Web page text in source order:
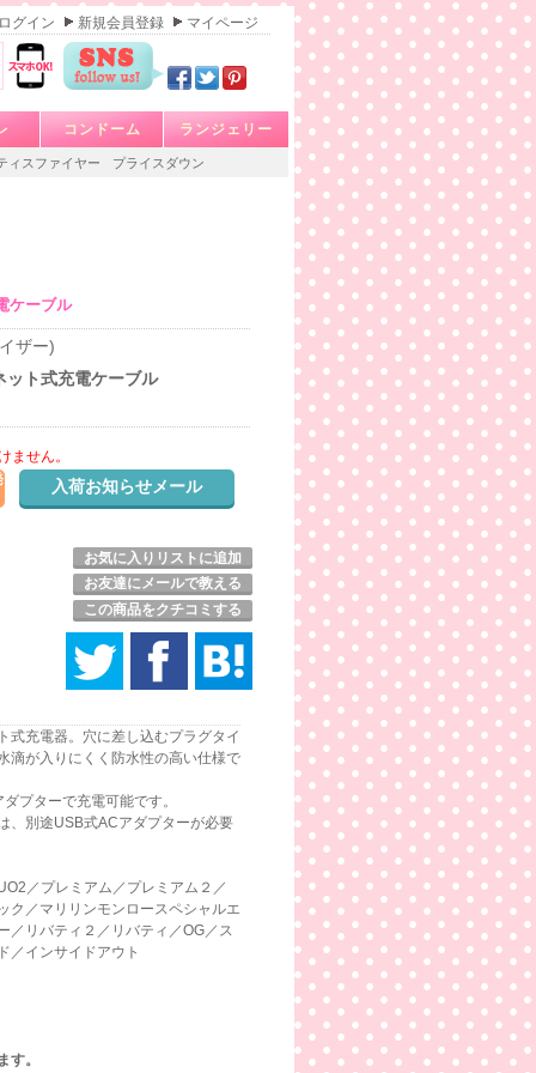
グイン 新規会員登録 マイページ
コンドーム ランジェリー
ィスファイヤー プライスダウン
ケーブル
ザー)
ット式充電ケーブル
ません。
お気に入りリストに追加
お友達にメールで教える
この商品をクチコミする
式充電器。穴に差し込むプラグタイ
滴が入りにくく防水性の高い仕様で
プターで充電可能です。
、別途USB式ACアダプターが必要
／プレミアム／プレミアム２／
ク／マリリンモンロースペシャルエ
／リバティ２／リバティ／OG／ス
／インサイドアウト
。